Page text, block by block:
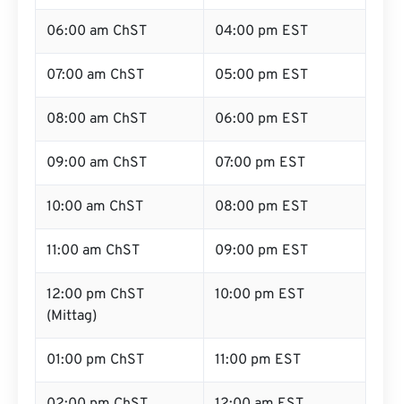
06:00 am ChST 04:00 pm EST
07:00 am ChST 05:00 pm EST
08:00 am ChST 06:00 pm EST
09:00 am ChST 07:00 pm EST
10:00 am ChST 08:00 pm EST
11:00 am ChST 09:00 pm EST
12:00 pm ChST
(Mittag)
10:00 pm EST
01:00 pm ChST 11:00 pm EST